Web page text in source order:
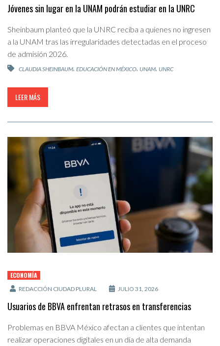
Jóvenes sin lugar en la UNAM podrán estudiar en la UNRC
Sheinbaum planteó que la UNRC reciba a quienes no ingresen
a la UNAM tras las irregularidades detectadas en el proceso
de admisión 2026.
CLAUDIA SHEINBAUM, EDUCACIÓN EN MÉXICO, UNAM, UNRC
LEER MÁS
ECONOMÍA
REDACCIÓN CIUDAD PLURAL JULIO 31, 2026
Usuarios de BBVA enfrentan retrasos en transferencias
Problemas en BBVA México afectan a clientes que intentan
realizar operaciones digitales en un día de alta demanda